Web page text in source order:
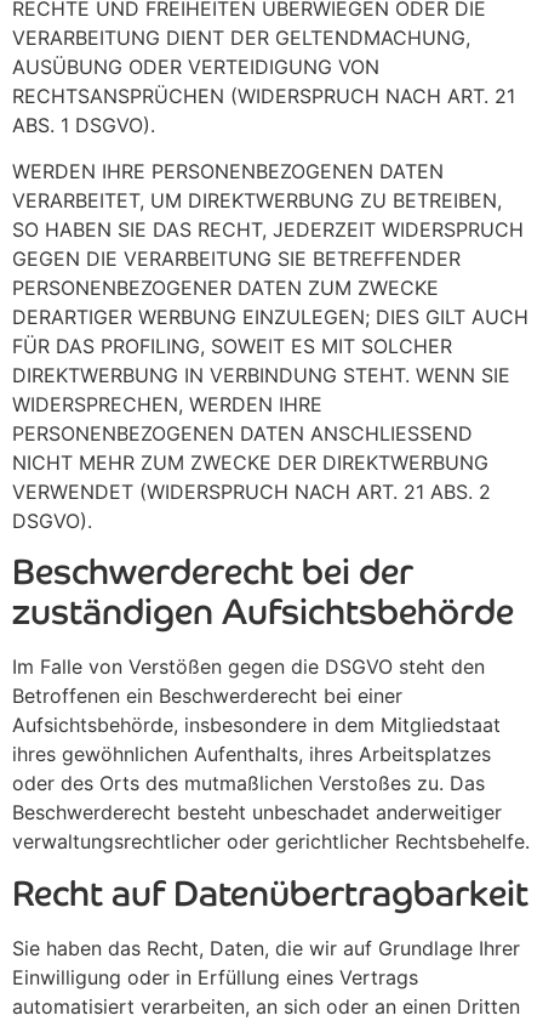
RECHTE UND FREIHEITEN ÜBERWIEGEN ODER DIE
VERARBEITUNG DIENT DER GELTENDMACHUNG,
AUSÜBUNG ODER VERTEIDIGUNG VON
RECHTSANSPRÜCHEN (WIDERSPRUCH NACH ART. 21
ABS. 1 DSGVO).
WERDEN IHRE PERSONENBEZOGENEN DATEN
VERARBEITET, UM DIREKTWERBUNG ZU BETREIBEN,
SO HABEN SIE DAS RECHT, JEDERZEIT WIDERSPRUCH
GEGEN DIE VERARBEITUNG SIE BETREFFENDER
PERSONENBEZOGENER DATEN ZUM ZWECKE
DERARTIGER WERBUNG EINZULEGEN; DIES GILT AUCH
FÜR DAS PROFILING, SOWEIT ES MIT SOLCHER
DIREKTWERBUNG IN VERBINDUNG STEHT. WENN SIE
WIDERSPRECHEN, WERDEN IHRE
PERSONENBEZOGENEN DATEN ANSCHLIESSEND
NICHT MEHR ZUM ZWECKE DER DIREKTWERBUNG
VERWENDET (WIDERSPRUCH NACH ART. 21 ABS. 2
DSGVO).
Beschwerde­recht bei der
zuständigen Aufsichts­behörde
Im Falle von Verstößen gegen die DSGVO steht den
Betroffenen ein Beschwerderecht bei einer
Aufsichtsbehörde, insbesondere in dem Mitgliedstaat
ihres gewöhnlichen Aufenthalts, ihres Arbeitsplatzes
oder des Orts des mutmaßlichen Verstoßes zu. Das
Beschwerderecht besteht unbeschadet anderweitiger
verwaltungsrechtlicher oder gerichtlicher Rechtsbehelfe.
Recht auf Daten­übertrag­barkeit
Sie haben das Recht, Daten, die wir auf Grundlage Ihrer
Einwilligung oder in Erfüllung eines Vertrags
automatisiert verarbeiten, an sich oder an einen Dritten